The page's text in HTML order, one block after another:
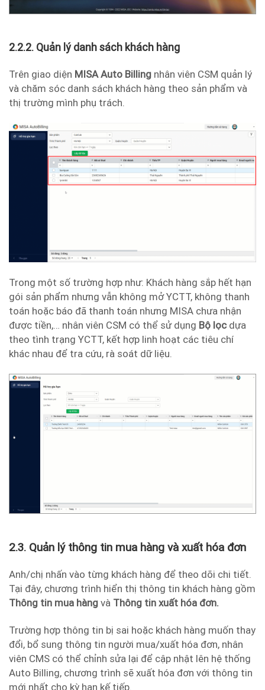
2.2.2. Quản lý danh sách khách hàng
Trên giao diện MISA Auto Billing nhân viên CSM quản lý
và chăm sóc danh sách khách hàng theo sản phẩm và
thị trường mình phụ trách.
Trong một số trường hợp như: Khách hàng sắp hết hạn
gói sản phẩm nhưng vẫn không mở YCTT, không thanh
toán hoặc báo đã thanh toán nhưng MISA chưa nhận
được tiền,… nhân viên CSM có thể sử dụng Bộ lọc dựa
theo tình trạng YCTT, kết hợp linh hoạt các tiêu chí
khác nhau để tra cứu, rà soát dữ liệu.
2.3. Quản lý thông tin mua hàng và xuất hóa đơn
Anh/chị nhấn vào từng khách hàng để theo dõi chi tiết.
Tại đây, chương trình hiển thị thông tin khách hàng gồm
Thông tin mua hàngvà Thông tin xuất hóa đơn.
Trường hợp thông tin bị sai hoặc khách hàng muốn thay
đổi, bổ sung thông tin người mua/xuất hóa đơn, nhân
viên CMS có thể chỉnh sửa lại để cập nhật lên hệ thống
Auto Billing, chương trình sẽ xuất hóa đơn với thông tin
mới nhất cho kỳ hạn kế tiếp.